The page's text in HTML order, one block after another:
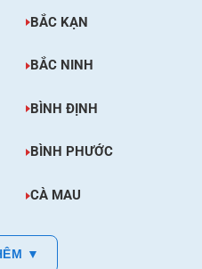
BẮC KẠN
BẮC NINH
BÌNH ĐỊNH
BÌNH PHƯỚC
CÀ MAU
▼